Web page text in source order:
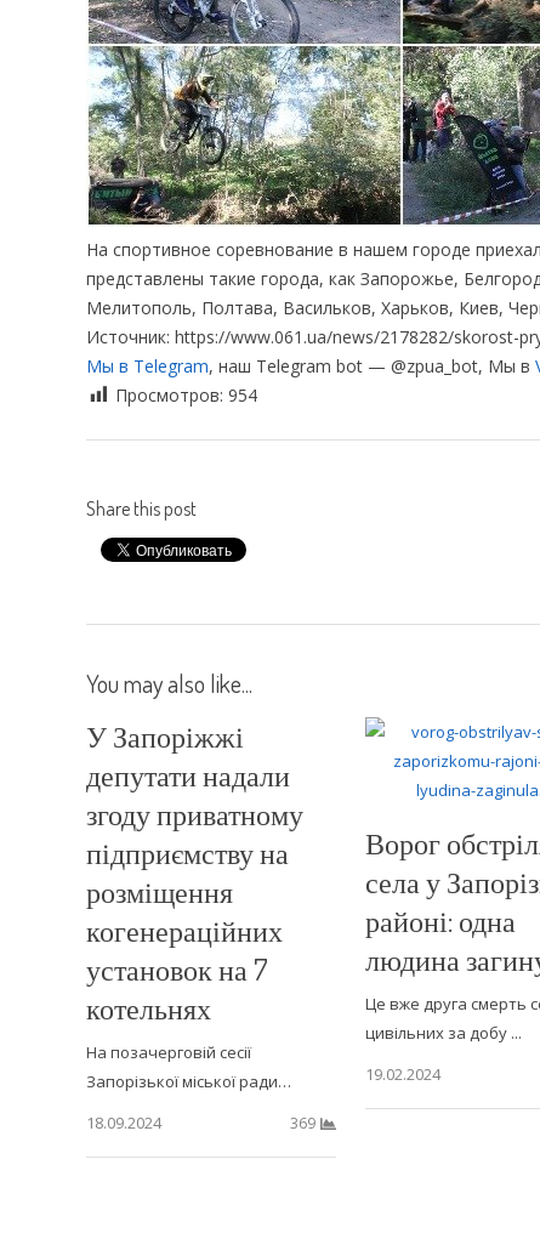
На спортивное соревнование в нашем городе
представлены такие города, как Запорожье,
Мелитополь, Полтава, Васильков, Харьков, Киев,
Источник: https://www.061.ua/news/2178282/skorost-
Мы в Telegram, наш Telegram bot — @zpua_bot, Мы в
Просмотров: 954
Share this post
You may also like...
У Запоріжжі
депутати надали
згоду приватному
підприємству на
розміщення
когенераційних
установок на 7
котельнях
На позачерговій сесії
Запорізької міської ради…
18.09.2024
369
Ворог
села у
районі: одна
людина
Це вже друга смерть
цивільних за добу ...
19.02.2024